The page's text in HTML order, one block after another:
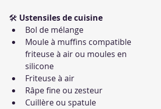
🛠 Ustensiles de cuisine
Bol de mélange
Moule à muffins compatible
friteuse à air ou moules en
silicone
Friteuse à air
Râpe fine ou zesteur
Cuillère ou spatule